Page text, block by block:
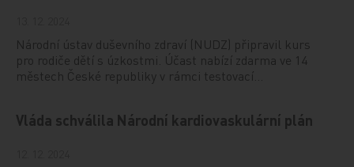
Národní ústav duševního zdraví (NUDZ) připravil kurs
pro rodiče dětí s úzkostmi. Účast nabízí zdarma ve 14
městech České republiky v rámci testovací…
Vláda schválila Národní kardiovaskulární plán